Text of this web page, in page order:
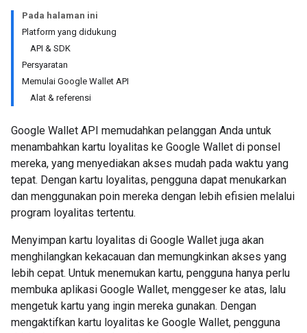
Pada halaman ini
Platform yang didukung
API & SDK
Persyaratan
Memulai Google Wallet API
Alat & referensi
Google Wallet API memudahkan pelanggan Anda untuk
menambahkan kartu loyalitas ke Google Wallet di ponsel
mereka, yang menyediakan akses mudah pada waktu yang
tepat. Dengan kartu loyalitas, pengguna dapat menukarkan
dan menggunakan poin mereka dengan lebih efisien melalui
program loyalitas tertentu.
Menyimpan kartu loyalitas di Google Wallet juga akan
menghilangkan kekacauan dan memungkinkan akses yang
lebih cepat. Untuk menemukan kartu, pengguna hanya perlu
membuka aplikasi Google Wallet, menggeser ke atas, lalu
mengetuk kartu yang ingin mereka gunakan. Dengan
mengaktifkan kartu loyalitas ke Google Wallet, pengguna